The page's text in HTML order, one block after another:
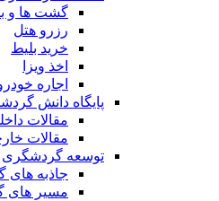
گشت ها و
رزرو هتل
خرید بلیط
اخذ ویزا
اجاره
پایگاه دانش
مقالات
مقالات
توسعه گردشگری
جاذبه
مسیر های